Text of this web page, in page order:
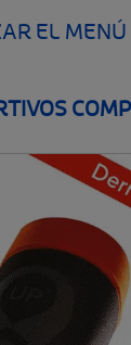
EL MENÚ